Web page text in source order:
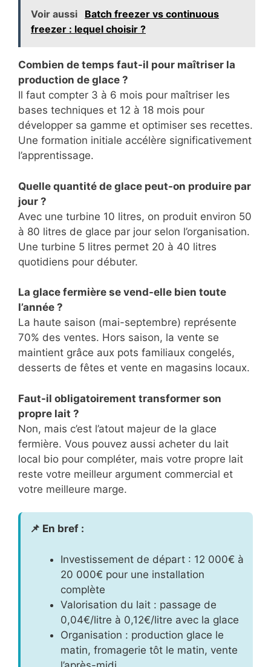
Voir aussi
Batch freezer vs continuous
freezer : lequel choisir ?
Combien de temps faut-il pour maîtriser la
production de glace ?
Il faut compter 3 à 6 mois pour maîtriser les
bases techniques et 12 à 18 mois pour
développer sa gamme et optimiser ses recettes.
Une formation initiale accélère significativement
l’apprentissage.
Quelle quantité de glace peut-on produire par
jour ?
Avec une turbine 10 litres, on produit environ 50
à 80 litres de glace par jour selon l’organisation.
Une turbine 5 litres permet 20 à 40 litres
quotidiens pour débuter.
La glace fermière se vend-elle bien toute
l’année ?
La haute saison (mai-septembre) représente
70% des ventes. Hors saison, la vente se
maintient grâce aux pots familiaux congelés,
desserts de fêtes et vente en magasins locaux.
Faut-il obligatoirement transformer son
propre lait ?
Non, mais c’est l’atout majeur de la glace
fermière. Vous pouvez aussi acheter du lait
local bio pour compléter, mais votre propre lait
reste votre meilleur argument commercial et
votre meilleure marge.
📌 En bref :
Investissement de départ : 12 000€ à
20 000€ pour une installation
complète
Valorisation du lait : passage de
0,04€/litre à 0,12€/litre avec la glace
Organisation : production glace le
matin, fromagerie tôt le matin, vente